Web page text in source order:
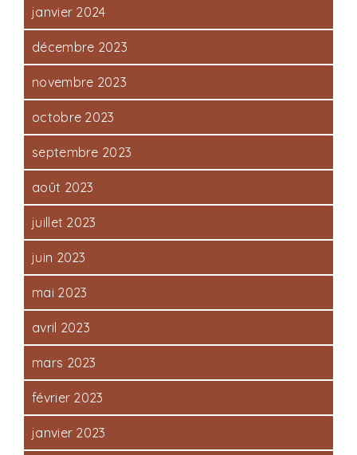
janvier 2024
décembre 2023
novembre 2023
octobre 2023
septembre 2023
août 2023
juillet 2023
juin 2023
mai 2023
avril 2023
mars 2023
février 2023
janvier 2023